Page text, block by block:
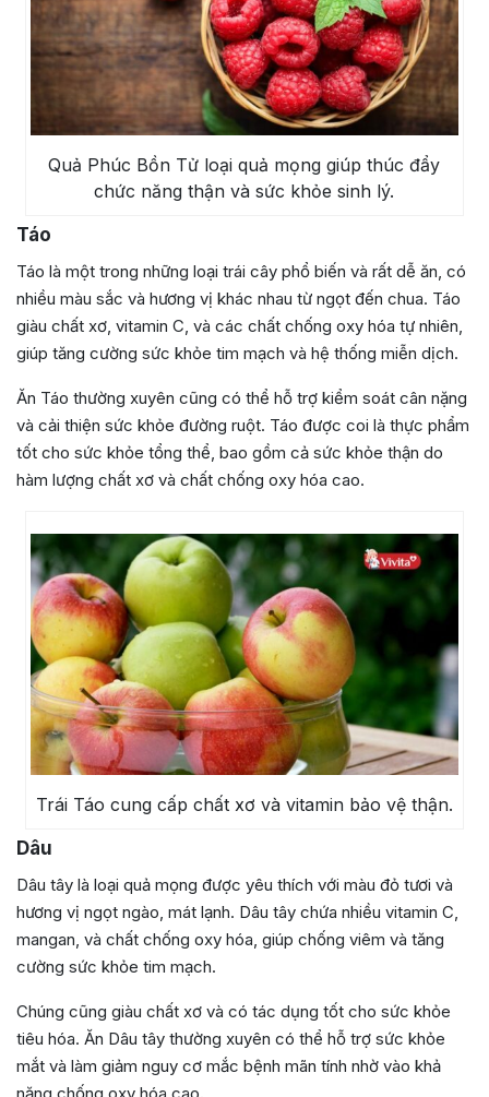
Quả Phúc Bồn Tử loại quả mọng giúp thúc đẩy
chức năng thận và sức khỏe sinh lý.
Táo
Táo là một trong những loại trái cây phổ biến và rất dễ ăn, có
nhiều màu sắc và hương vị khác nhau từ ngọt đến chua. Táo
giàu chất xơ, vitamin C, và các chất chống oxy hóa tự nhiên,
giúp tăng cường sức khỏe tim mạch và hệ thống miễn dịch.
Ăn Táo thường xuyên cũng có thể hỗ trợ kiểm soát cân nặng
và cải thiện sức khỏe đường ruột. Táo được coi là thực phẩm
tốt cho sức khỏe tổng thể, bao gồm cả sức khỏe thận do
hàm lượng chất xơ và chất chống oxy hóa cao.
Trái Táo cung cấp chất xơ và vitamin bảo vệ thận.
Dâu
Dâu tây là loại quả mọng được yêu thích với màu đỏ tươi và
hương vị ngọt ngào, mát lạnh. Dâu tây chứa nhiều vitamin C,
mangan, và chất chống oxy hóa, giúp chống viêm và tăng
cường sức khỏe tim mạch.
Chúng cũng giàu chất xơ và có tác dụng tốt cho sức khỏe
tiêu hóa. Ăn Dâu tây thường xuyên có thể hỗ trợ sức khỏe
mắt và làm giảm nguy cơ mắc bệnh mãn tính nhờ vào khả